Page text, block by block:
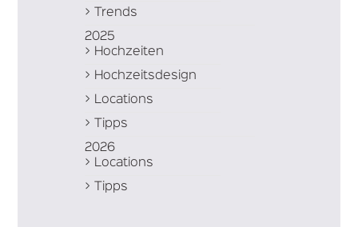
Trends
2025
Hochzeiten
Hochzeitsdesign
Locations
Tipps
2026
Locations
Tipps